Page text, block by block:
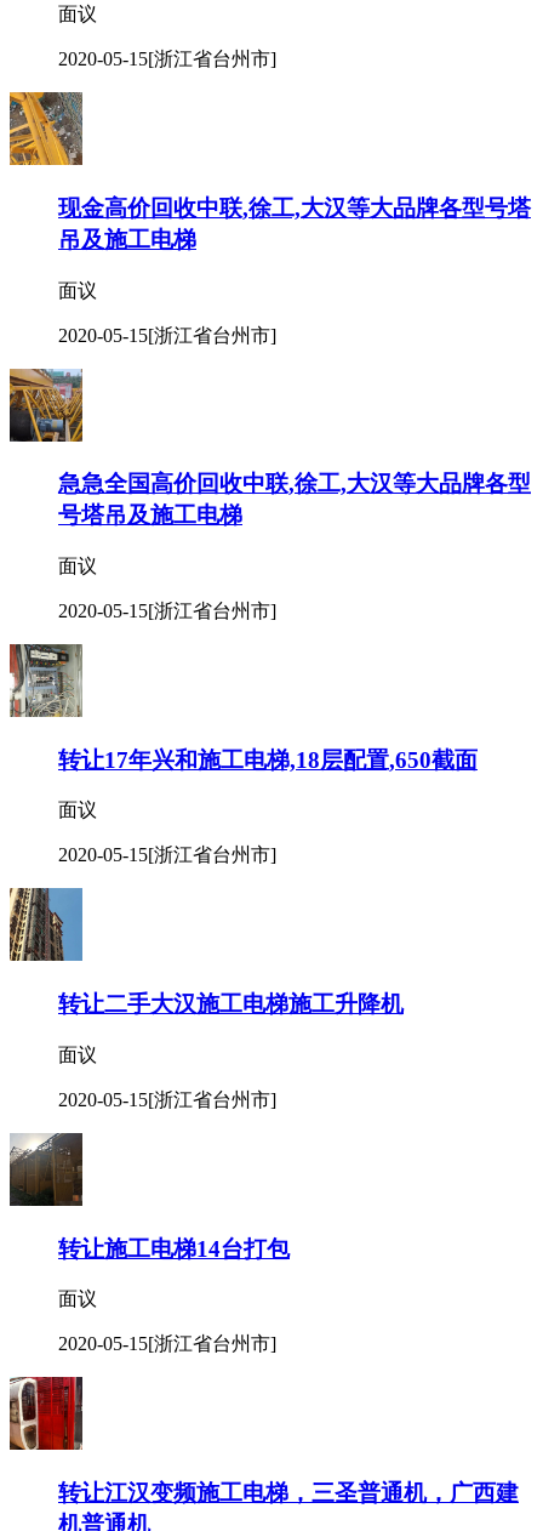
面议
2020-05-15[浙江省台州市]
现金高价回收中联,徐工,大汉等大品牌各型号塔
吊及施工电梯
面议
2020-05-15[浙江省台州市]
急急全国高价回收中联,徐工,大汉等大品牌各型
号塔吊及施工电梯
面议
2020-05-15[浙江省台州市]
转让17年兴和施工电梯,18层配置,650截面
面议
2020-05-15[浙江省台州市]
转让二手大汉施工电梯施工升降机
面议
2020-05-15[浙江省台州市]
转让施工电梯14台打包
面议
2020-05-15[浙江省台州市]
转让江汉变频施工电梯，三圣普通机，广西建
机普通机